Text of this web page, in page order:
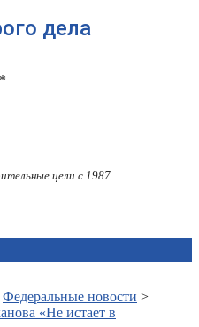
дела
цели с 1987.
Федеральные новости >
«Не истает в